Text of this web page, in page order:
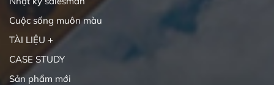
Cuộc sống muôn màu
TÀI LIỆU +
CASE STUDY
Sản phẩm mới